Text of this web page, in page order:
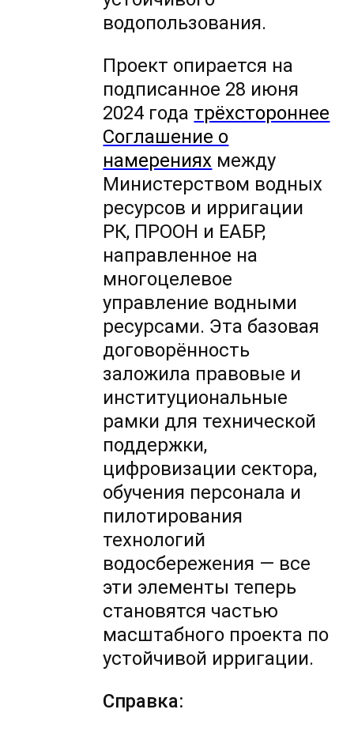
водопользования.
Проект опирается на
подписанное 28 июня
2024 года трёхстороннее
Соглашение о
намерениях между
Министерством водных
ресурсов и ирригации
РК, ПРООН и ЕАБР,
направленное на
многоцелевое
управление водными
ресурсами. Эта базовая
договорённость
заложила правовые и
институциональные
рамки для технической
поддержки,
цифровизации сектора,
обучения персонала и
пилотирования
технологий
водосбережения — все
эти элементы теперь
становятся частью
масштабного проекта по
устойчивой ирригации.
Справка: